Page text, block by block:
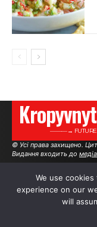
———→ FUTURE
© Усі права захищено.
Видання входить до
We use
experience on our
will